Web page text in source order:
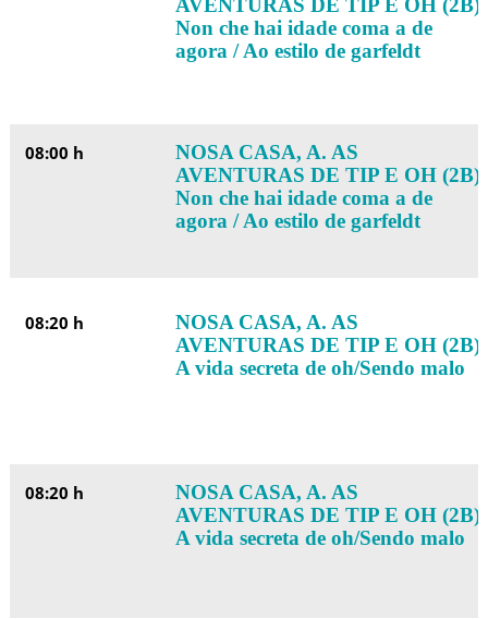
AVENTURAS DE TIP E OH (2B):
Non che hai idade coma a de
agora / Ao estilo de garfeldt
08:00 h
NOSA CASA, A. AS
AVENTURAS DE TIP E OH (2B):
Non che hai idade coma a de
agora / Ao estilo de garfeldt
08:20 h
NOSA CASA, A. AS
AVENTURAS DE TIP E OH (2B):
A vida secreta de oh/Sendo malo
08:20 h
NOSA CASA, A. AS
AVENTURAS DE TIP E OH (2B):
A vida secreta de oh/Sendo malo